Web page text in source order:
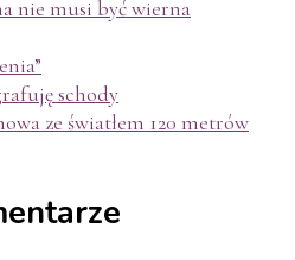
nie musi być wierna
schody
ze światłem 120 metrów